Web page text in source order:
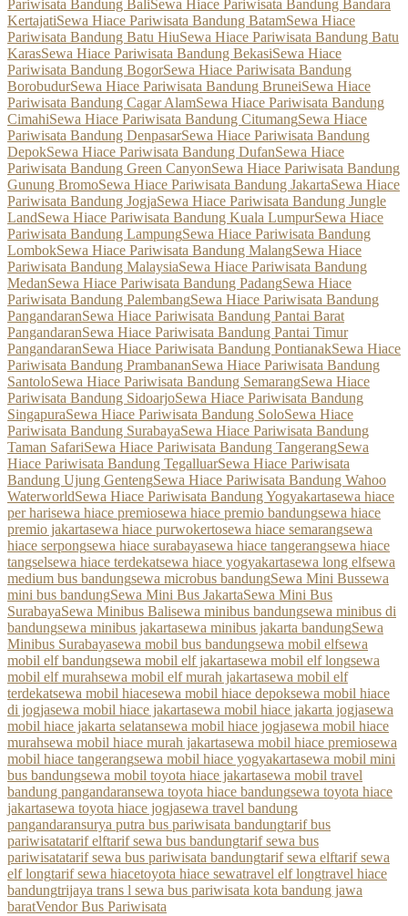
Pariwisata Bandung BaliSewa Hiace Pariwisata Bandung Bandara
KertajatiSewa Hiace Pariwisata Bandung BatamSewa Hiace
Pariwisata Bandung Batu HiuSewa Hiace Pariwisata Bandung Batu
KarasSewa Hiace Pariwisata Bandung BekasiSewa Hiace
Pariwisata Bandung BogorSewa Hiace Pariwisata Bandung
BorobudurSewa Hiace Pariwisata Bandung BruneiSewa Hiace
Pariwisata Bandung Cagar AlamSewa Hiace Pariwisata Bandung
CimahiSewa Hiace Pariwisata Bandung CitumangSewa Hiace
Pariwisata Bandung DenpasarSewa Hiace Pariwisata Bandung
DepokSewa Hiace Pariwisata Bandung DufanSewa Hiace
Pariwisata Bandung Green CanyonSewa Hiace Pariwisata Bandung
Gunung BromoSewa Hiace Pariwisata Bandung JakartaSewa Hiace
Pariwisata Bandung JogjaSewa Hiace Pariwisata Bandung Jungle
LandSewa Hiace Pariwisata Bandung Kuala LumpurSewa Hiace
Pariwisata Bandung LampungSewa Hiace Pariwisata Bandung
LombokSewa Hiace Pariwisata Bandung MalangSewa Hiace
Pariwisata Bandung MalaysiaSewa Hiace Pariwisata Bandung
MedanSewa Hiace Pariwisata Bandung PadangSewa Hiace
Pariwisata Bandung PalembangSewa Hiace Pariwisata Bandung
PangandaranSewa Hiace Pariwisata Bandung Pantai Barat
PangandaranSewa Hiace Pariwisata Bandung Pantai Timur
PangandaranSewa Hiace Pariwisata Bandung PontianakSewa Hiace
Pariwisata Bandung PrambananSewa Hiace Pariwisata Bandung
SantoloSewa Hiace Pariwisata Bandung SemarangSewa Hiace
Pariwisata Bandung SidoarjoSewa Hiace Pariwisata Bandung
SingapuraSewa Hiace Pariwisata Bandung SoloSewa Hiace
Pariwisata Bandung SurabayaSewa Hiace Pariwisata Bandung
Taman SafariSewa Hiace Pariwisata Bandung TangerangSewa
Hiace Pariwisata Bandung TegalluarSewa Hiace Pariwisata
Bandung Ujung GentengSewa Hiace Pariwisata Bandung Wahoo
WaterworldSewa Hiace Pariwisata Bandung Yogyakartasewa hiace
per harisewa hiace premiosewa hiace premio bandungsewa hiace
premio jakartasewa hiace purwokertosewa hiace semarangsewa
hiace serpongsewa hiace surabayasewa hiace tangerangsewa hiace
tangselsewa hiace terdekatsewa hiace yogyakartasewa long elfsewa
medium bus bandungsewa microbus bandungSewa Mini Bussewa
mini bus bandungSewa Mini Bus JakartaSewa Mini Bus
SurabayaSewa Minibus Balisewa minibus bandungsewa minibus di
bandungsewa minibus jakartasewa minibus jakarta bandungSewa
Minibus Surabayasewa mobil bus bandungsewa mobil elfsewa
mobil elf bandungsewa mobil elf jakartasewa mobil elf longsewa
mobil elf murahsewa mobil elf murah jakartasewa mobil elf
terdekatsewa mobil hiacesewa mobil hiace depoksewa mobil hiace
di jogjasewa mobil hiace jakartasewa mobil hiace jakarta jogjasewa
mobil hiace jakarta selatansewa mobil hiace jogjasewa mobil hiace
murahsewa mobil hiace murah jakartasewa mobil hiace premiosewa
mobil hiace tangerangsewa mobil hiace yogyakartasewa mobil mini
bus bandungsewa mobil toyota hiace jakartasewa mobil travel
bandung pangandaransewa toyota hiace bandungsewa toyota hiace
jakartasewa toyota hiace jogjasewa travel bandung
pangandaransurya putra bus pariwisata bandungtarif bus
pariwisatatarif elftarif sewa bus bandungtarif sewa bus
pariwisatatarif sewa bus pariwisata bandungtarif sewa elftarif sewa
elf longtarif sewa hiacetoyota hiace sewatravel elf longtravel hiace
bandungtrijaya trans l sewa bus pariwisata kota bandung jawa
baratVendor Bus Pariwisata